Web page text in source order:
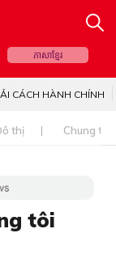
ភាសាខ្មែរ
CÁCH HÀNH CHÍNH
thị Chung
tôi